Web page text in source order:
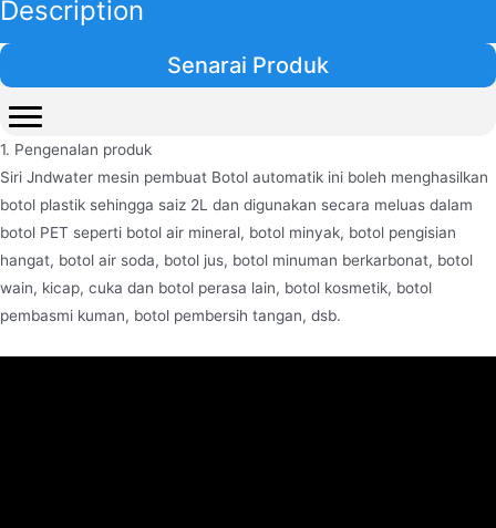
Description
1. Pengenalan produk
Siri Jndwater mesin pembuat Botol automatik ini boleh menghasilkan
botol plastik sehingga saiz 2L dan digunakan secara meluas dalam
botol PET seperti botol air mineral, botol minyak, botol pengisian
hangat, botol air soda, botol jus, botol minuman berkarbonat, botol
wain, kicap, cuka dan botol perasa lain, botol kosmetik, botol
pembasmi kuman, botol pembersih tangan, dsb.
Senarai Produk